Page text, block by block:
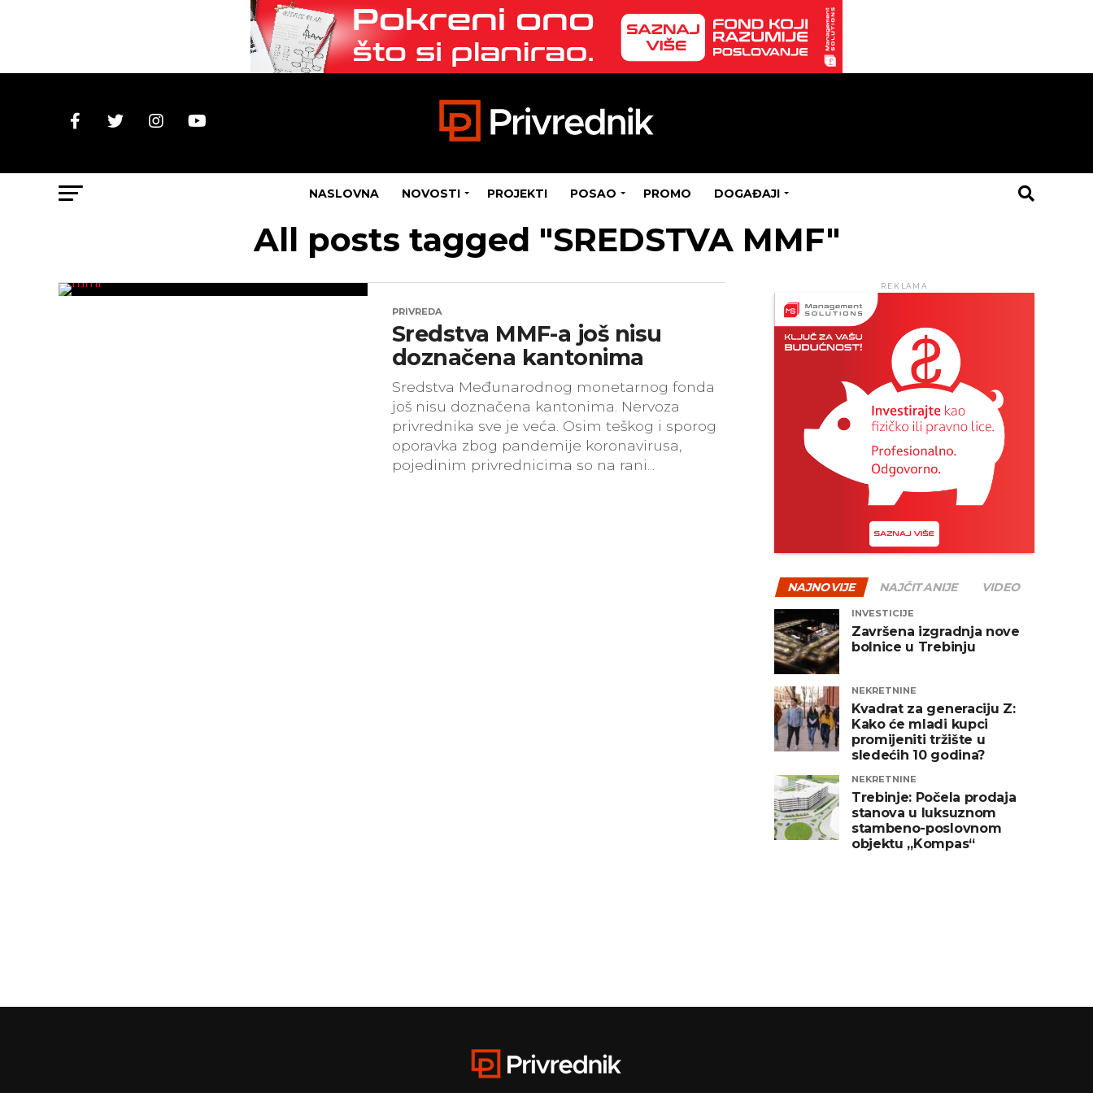
NASLOVNA NOVOSTI PROJEKTI POSAO PROMO DOGAĐAJI
All posts tagged "SREDSTVA MMF"
PRIVREDA
Sredstva MMF-a još nisu
doznačena kantonima
Sredstva Međunarodnog monetarnog fonda
još nisu doznačena kantonima. Nervoza
privrednika sve je veća. Osim teškog i sporog
oporavka zbog pandemije koronavirusa,
pojedinim privrednicima so na rani...
REKLAMA
NAJNOVIJE NAJČITANIJE VIDEO
INVESTICIJE
Završena izgradnja nove
bolnice u Trebinju
NEKRETNINE
Kvadrat za generaciju Z:
Kako će mladi kupci
promijeniti tržište u
sledećih 10 godina?
NEKRETNINE
Trebinje: Počela prodaja
stanova u luksuznom
stambeno-poslovnom
objektu „Kompas“